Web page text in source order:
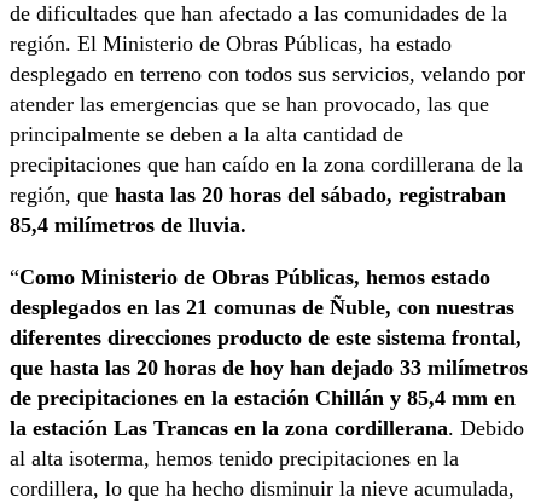
de dificultades que han afectado a las comunidades de la
región. El Ministerio de Obras Públicas, ha estado
desplegado en terreno con todos sus servicios, velando por
atender las emergencias que se han provocado, las que
principalmente se deben a la alta cantidad de
precipitaciones que han caído en la zona cordillerana de la
región, que hasta las 20 horas del sábado, registraban
85,4 milímetros de lluvia.
“Como Ministerio de Obras Públicas, hemos estado
desplegados en las 21 comunas de Ñuble, con nuestras
diferentes direcciones producto de este sistema frontal,
que hasta las 20 horas de hoy han dejado 33 milímetros
de precipitaciones en la estación Chillán y 85,4 mm en
la estación Las Trancas en la zona cordillerana. Debido
al alta isoterma, hemos tenido precipitaciones en la
cordillera, lo que ha hecho disminuir la nieve acumulada,